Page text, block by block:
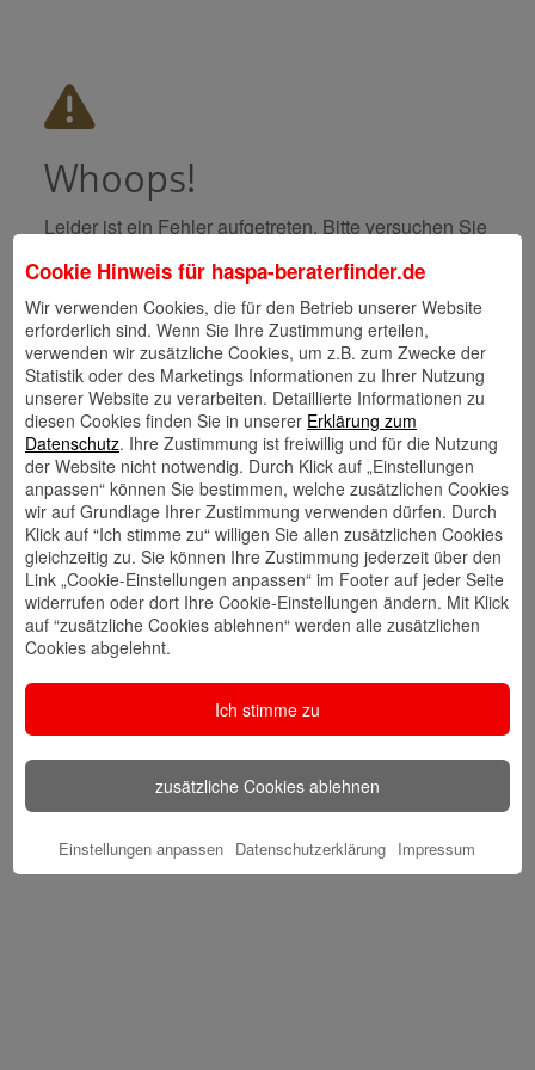
Whoops!
Leider ist ein Fehler aufgetreten. Bitte versuchen Sie
Bitte wenden Sie sich an support@baningo.com,
sollte der Fehler weiterhin auftauchen.
Technische Informationen
Cookie Hinweis für haspa-beraterfinder.de
Wir verwenden Cookies, die für den Betrieb unserer Website
erforderlich sind. Wenn Sie Ihre Zustimmung erteilen,
verwenden wir zusätzliche Cookies, um z.B. zum Zwecke der
Statistik oder des Marketings Informationen zu Ihrer Nutzung
unserer Website zu verarbeiten. Detaillierte Informationen zu
diesen Cookies finden Sie in unserer Erklärung zum
Datenschutz. Ihre Zustimmung ist freiwillig und für die Nutzung
der Website nicht notwendig. Durch Klick auf „Einstellungen
anpassen“ können Sie bestimmen, welche zusätzlichen Cookies
wir auf Grundlage Ihrer Zustimmung verwenden dürfen. Durch
Klick auf “Ich stimme zu“ willigen Sie allen zusätzlichen Cookies
gleichzeitig zu. Sie können Ihre Zustimmung jederzeit über den
Link „Cookie-Einstellungen anpassen“ im Footer auf jeder Seite
widerrufen oder dort Ihre Cookie-Einstellungen ändern. Mit Klick
auf “zusätzliche Cookies ablehnen“ werden alle zusätzlichen
Cookies abgelehnt.
Ich stimme zu
zusätzliche Cookies ablehnen
Einstellungen anpassen Datenschutzerklärung Impressum